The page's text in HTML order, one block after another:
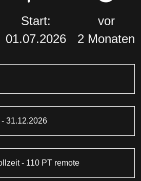
Start:
01.07.2026
vor
2 Monaten
31.12.2026
- 110 PT remote